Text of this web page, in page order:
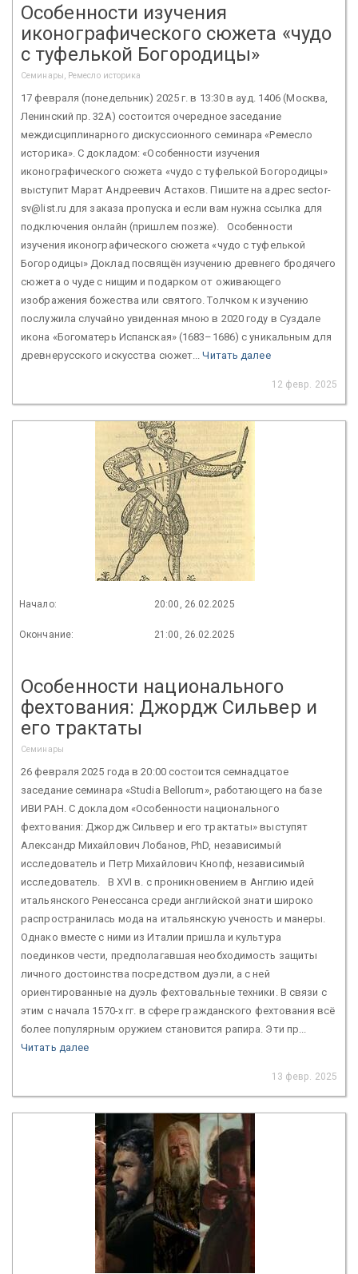
Особенности изучения
иконографического сюжета «чудо
с туфелькой Богородицы»
Семинары, Ремесло историка
17 февраля (понедельник) 2025 г. в 13:30 в ауд. 1406 (Москва,
Ленинский пр. 32А) состоится очередное заседание
междисциплинарного дискуссионного семинара «Ремесло
историка». С докладом: «Особенности изучения
иконографического сюжета «чудо с туфелькой Богородицы»
выступит Марат Андреевич Астахов. Пишите на адрес sector-
sv@list.ru для заказа пропуска и если вам нужна ссылка для
подключения онлайн (пришлем позже). Особенности
изучения иконографического сюжета «чудо с туфелькой
Богородицы» Доклад посвящён изучению древнего бродячего
сюжета о чуде с нищим и подарком от оживающего
изображения божества или святого. Толчком к изучению
послужила случайно увиденная мною в 2020 году в Суздале
икона «Богоматерь Испанская» (1683–1686) с уникальным для
древнерусского искусства сюжет...Читать далее
12 февр. 2025
Начало: 20:00, 26.02.2025
Окончание: 21:00, 26.02.2025
Особенности национального
фехтования: Джордж Сильвер и
его трактаты
Семинары
26 февраля 2025 года в 20:00 состоится семнадцатое
заседание семинара «Studia Bellorum», работающего на базе
ИВИ РАН. С докладом «Особенности национального
фехтования: Джордж Сильвер и его трактаты» выступят
Александр Михайлович Лобанов, PhD, независимый
исследователь и Петр Михайлович Кнопф, независимый
исследователь. В XVI в. с проникновением в Англию идей
итальянского Ренессанса среди английской знати широко
распространилась мода на итальянскую ученость и манеры.
Однако вместе с ними из Италии пришла и культура
поединков чести, предполагавшая необходимость защиты
личного достоинства посредством дуэли, а с ней
ориентированные на дуэль фехтовальные техники. В связи с
этим с начала 1570-х гг. в сфере гражданского фехтования всё
более популярным оружием становится рапира. Эти пр...
Читать далее
13 февр. 2025